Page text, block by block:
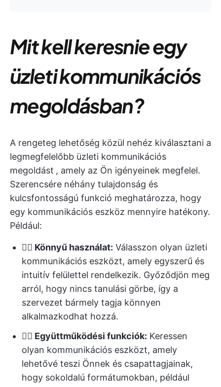
Mit kell keresnie egy
üzleti kommunikációs
megoldásban?
A rengeteg lehetőség közül nehéz kiválasztani a
legmegfelelőbb üzleti kommunikációs
megoldást , amely az Ön igényeinek megfelel.
Szerencsére néhány tulajdonság és
kulcsfontosságú funkció meghatározza, hogy
egy kommunikációs eszköz mennyire hatékony.
Például:
👉🏻 Könnyű használat: Válasszon olyan üzleti
kommunikációs eszközt, amely egyszerű és
intuitív felülettel rendelkezik. Győződjön meg
arról, hogy nincs tanulási görbe, így a
szervezet bármely tagja könnyen
alkalmazkodhat hozzá.
👉🏻 Együttműködési funkciók: Keressen
olyan kommunikációs eszközt, amely
lehetővé teszi Önnek és csapattagjainak,
hogy sokoldalú formátumokban, például